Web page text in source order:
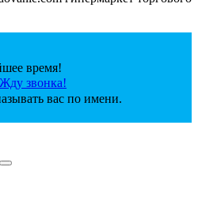
время!
Жду звонка!
вас по имени.